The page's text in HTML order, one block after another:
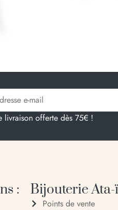
livraison offerte dès 75€ !
: Bijouterie Ata-
Points de vente